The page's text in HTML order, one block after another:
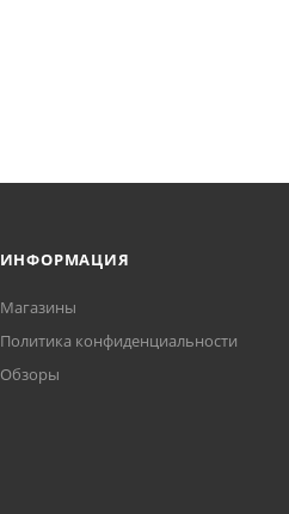
ИНФОРМАЦИЯ
Магазины
Политика конфиденциальности
Обзоры